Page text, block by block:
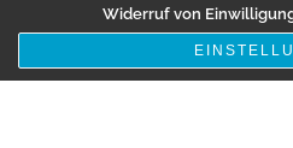
Widerruf von